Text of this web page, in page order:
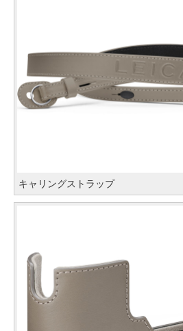
キャリングストラップ